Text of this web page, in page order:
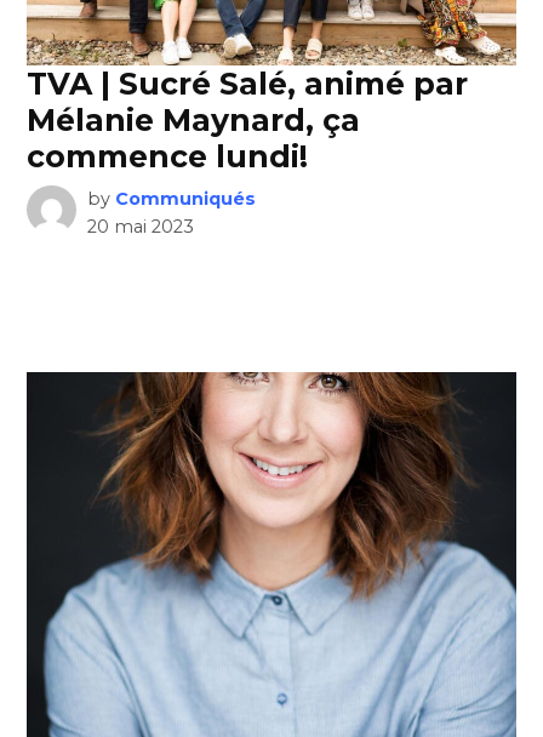
TVA | Sucré Salé, animé par
Mélanie Maynard, ça
commence lundi!
by Communiqués
20 mai 2023